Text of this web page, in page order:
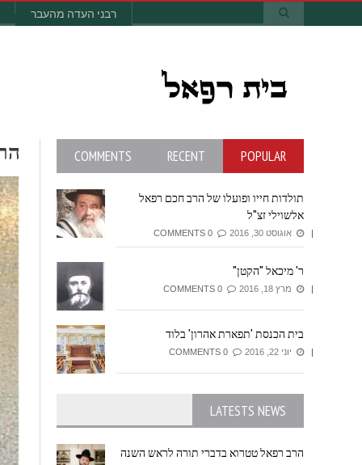
רבני העדה מהעבר
POPULAR
RECENT
COMMENTS
תולדות חייו ופועלו של הרב חכם רפאל
אלשוילי זצ"ל
אוגוסט 30, 2016
ר' מיכאל "הקטן"
מרץ 18, 2016
בית הכנסת 'תפארת אהרון' בלוד
יוני 22, 2016
LATESTS NEWS
הרב רפאל טטרוא בדברי תורה לראש השנה